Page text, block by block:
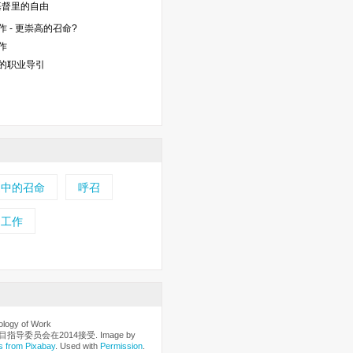
里的自由
- 更崇高的召命?
职业导引
的召命 呼召
作
of Work
指导委员会在2014接受. Image by
from Pixabay. Used with Permission